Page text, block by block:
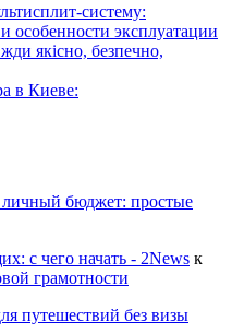
систему:
особенности эксплуатации
якісно, безпечно,
в Киеве:
личный бюджет: простые
с чего начать - 2News к
грамотности
путешествий без визы